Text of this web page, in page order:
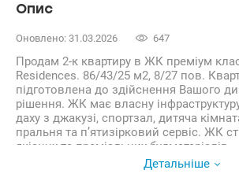
Опис
Оновлено: 31.03.2026 647
Продам 2-к квартиру в ЖК преміум
Residences. 86/43/25 м2, 8/27 пов.
підготовлена ​​до здійснення Вашого
рішення. ЖК має власну
даху з джакузі, спортзал, дитяча
пральня та п’ятизірковий сервіс. ЖК
якісних та преміальних будматеріалів.
ЖК обладнаний автономною насосною
Детальніше